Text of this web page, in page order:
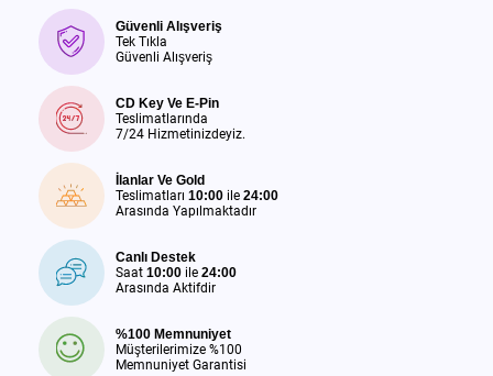
Güvenli Alışveriş
Tek Tıkla
Güvenli Alışveriş
CD Key Ve E-Pin
Teslimatlarında
7/24 Hizmetinizdeyiz.
İlanlar Ve Gold
Teslimatları 10:00 ile 24:00
Arasında Yapılmaktadır
Canlı Destek
Saat 10:00 ile 24:00
Arasında Aktifdir
%100 Memnuniyet
Müşterilerimize %100
Memnuniyet Garantisi